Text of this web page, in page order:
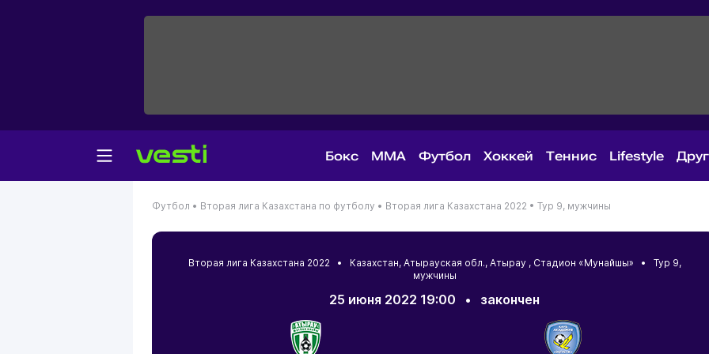
Бокс MMA Футбол Хоккей Теннис Lifestyle
Футбол • Вторая лига Казахстана по футболу • Вторая лига Казахстана 2022 • Тур 9, мужчины
Вторая лига Казахстана 2022 • Казахстан, Атырауская обл., Атырау, Стадион «Мунайшы» • Тур 9,
мужчины
25 июня 2022 19:00 • закончен